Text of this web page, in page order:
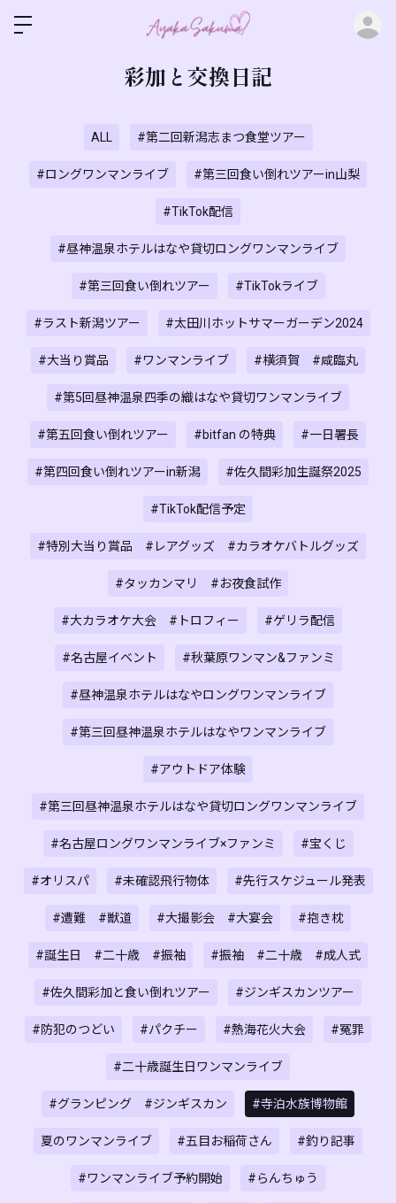
彩加と交換日記
ALL #第二回新潟志まつ食堂ツアー
#ロングワンマンライブ #第三回食い倒れツアーin山梨
#TikTok配信
#昼神温泉ホテルはなや貸切ロングワンマンライブ
#第三回食い倒れツアー #TikTokライブ
#ラスト新潟ツアー #太田川ホットサマーガーデン2024
#大当り賞品 #ワンマンライブ #横須賀 #咸臨丸
#第5回昼神温泉四季の織はなや貸切ワンマンライブ
#第五回食い倒れツアー #bitfan の特典 #一日署長
#第四回食い倒れツアーin新潟 #佐久間彩加生誕祭2025
#TikTok配信予定
#特別大当り賞品 #レアグッズ #カラオケバトルグッズ
#タッカンマリ #お夜食試作
#大カラオケ大会 #トロフィー #ゲリラ配信
#名古屋イベント #秋葉原ワンマン&ファンミ
#昼神温泉ホテルはなやロングワンマンライブ
#第三回昼神温泉ホテルはなやワンマンライブ
#アウトドア体験
#第三回昼神温泉ホテルはなや貸切ロングワンマンライブ
#名古屋ロングワンマンライブ×ファンミ #宝くじ
#オリスパ #未確認飛行物体 #先行スケジュール発表
#遭難 #獣道 #大撮影会 #大宴会 #抱き枕
#誕生日 #二十歳 #振袖 #振袖 #二十歳 #成人式
#佐久間彩加と食い倒れツアー #ジンギスカンツアー
#防犯のつどい #パクチー #熱海花火大会 #冤罪
#二十歳誕生日ワンマンライブ
#グランピング #ジンギスカン #寺泊水族博物館
夏のワンマンライブ #五目お稲荷さん #釣り記事
#ワンマンライブ予約開始 #らんちゅう